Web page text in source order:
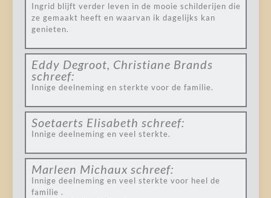
Ingrid blijft verder leven in de mooie schilderijen die
ze gemaakt heeft en waarvan ik dagelijks kan
genieten.
Eddy Degroot, Christiane Brands
schreef:
Innige deelneming en sterkte voor de familie.
Soetaerts Elisabeth schreef:
Innige deelneming en veel sterkte.
Marleen Michaux schreef:
Innige deelneming en veel sterkte voor heel de
familie .